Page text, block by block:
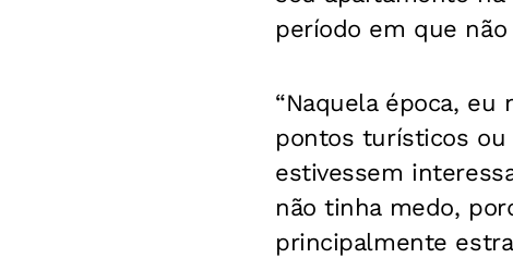
período em que
“Naquela época, eu
pontos turísticos ou
estivessem
não tinha medo,
principalmente